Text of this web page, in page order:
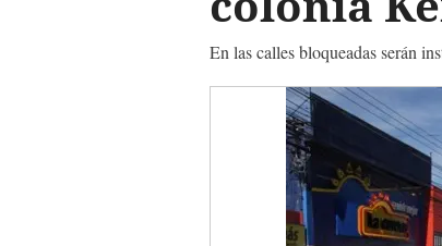
En las calles bloqueadas serán